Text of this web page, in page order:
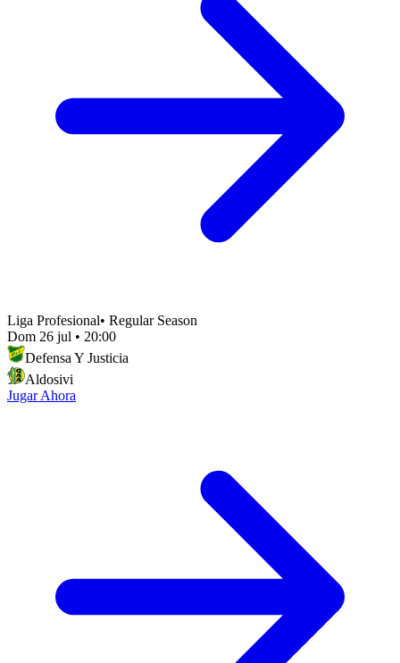
Liga Profesional• Regular Season
Dom 26 jul • 20:00
Defensa Y Justicia
Aldosivi
Jugar Ahora